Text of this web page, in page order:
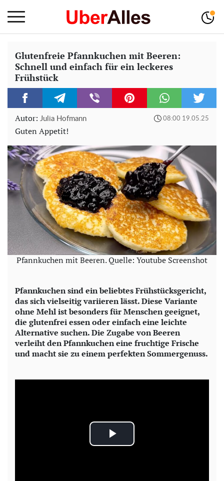
Glutenfreie Pfannkuchen mit Beeren:
Schnell und einfach für ein leckeres
Frühstück
Autor: Julia Hofmann 08:00 19.05.25
Guten Appetit!
Pfannkuchen mit Beeren. Quelle: Youtube Screenshot
Pfannkuchen sind ein beliebtes Frühstücksgericht,
das sich vielseitig variieren lässt. Diese Variante
ohne Mehl ist besonders für Menschen geeignet,
die glutenfrei essen oder einfach eine leichte
Alternative suchen. Die Zugabe von Beeren
verleiht den Pfannkuchen eine fruchtige Frische
und macht sie zu einem perfekten Sommergenuss.
P